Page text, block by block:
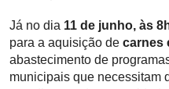
Já no dia 11 de junho, às
para a aquisição de carnes
abastecimento de
municipais que necessitam